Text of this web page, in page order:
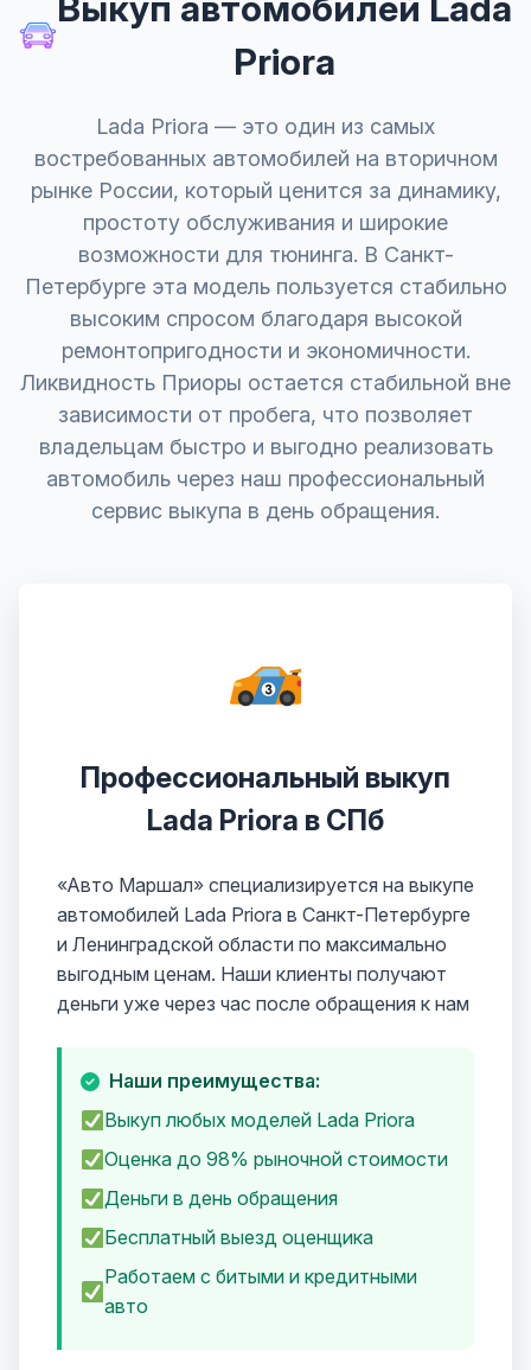
Выкуп автомобилей Lada
Priora
Lada Priora — это один из самых
востребованных автомобилей на вторичном
рынке России, который ценится за динамику,
простоту обслуживания и широкие
возможности для тюнинга. В Санкт-
Петербурге эта модель пользуется стабильно
высоким спросом благодаря высокой
ремонтопригодности и экономичности.
Ликвидность Приоры остается стабильной вне
зависимости от пробега, что позволяет
владельцам быстро и выгодно реализовать
автомобиль через наш профессиональный
сервис выкупа в день обращения.
Профессиональный выкуп
Lada Priora в СПб
«Авто Маршал» специализируется на выкупе
автомобилей Lada Priora в Санкт-Петербурге
и Ленинградской области по максимально
выгодным ценам. Наши клиенты получают
деньги уже через час после обращения к нам
Наши преимущества:
Выкуп любых моделей Lada Priora
Оценка до 98% рыночной стоимости
Деньги в день обращения
Бесплатный выезд оценщика
Работаем с битыми и кредитными
авто